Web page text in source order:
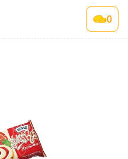
0
175 гр., флоу-пак